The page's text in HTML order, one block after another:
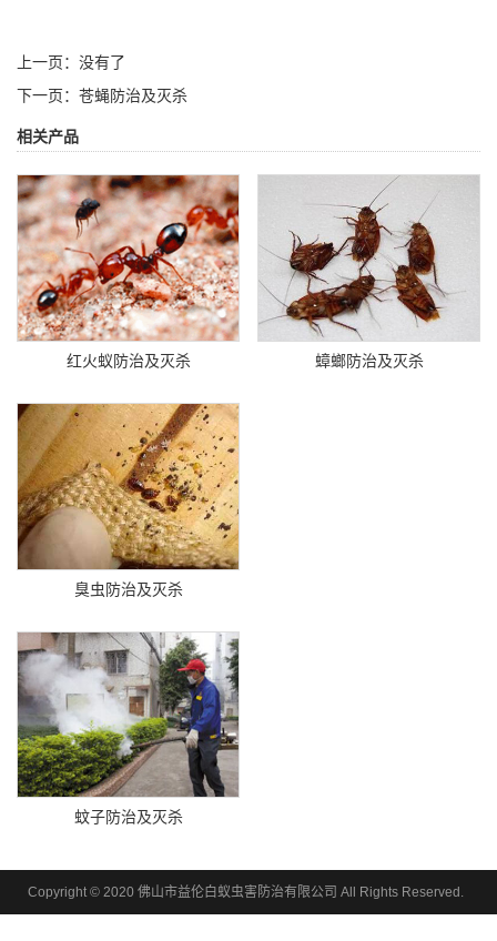
上一页：没有了
下一页： 苍蝇防治及灭杀
相关产品
红火蚁防治及灭杀 蟑螂防治及灭杀
臭虫防治及灭杀
蚊子防治及灭杀
Copyright © 2020 佛山市益伦白蚁虫害防治有限公司 All Rights Reserved.